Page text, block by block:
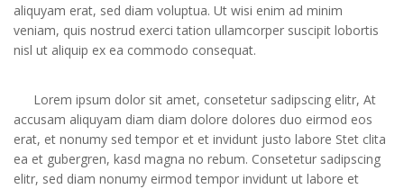
aliquyam erat, sed diam voluptua. Ut wisi enim ad minim
veniam, quis nostrud exerci tation ullamcorper suscipit lobortis
nisl ut aliquip ex ea commodo consequat.
Lorem ipsum dolor sit amet, consetetur sadipscing elitr, At
accusam aliquyam diam diam dolore dolores duo eirmod eos
erat, et nonumy sed tempor et et invidunt justo labore Stet clita
ea et gubergren, kasd magna no rebum. Consetetur sadipscing
elitr, sed diam nonumy eirmod tempor invidunt ut labore et